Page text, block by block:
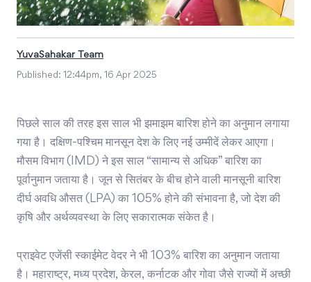
YuvaSahakar Team
Published: 12:44pm, 16 Apr 2025
पिछले साल की तरह इस साल भी झमाझम बारिश होने का अनुमान लगाया
गया है। दक्षिण-पश्चिम मानसून देश के लिए नई उम्मीदें लेकर आएगा।
मौसम विभाग (IMD) ने इस साल “सामान्य से अधिक” बारिश का
पूर्वानुमान जताया है। जून से सितंबर के बीच होने वाली मानसूनी बारिश
दीर्घ अवधि औसत (LPA) का 105% होने की संभावना है, जो देश की
कृषि और अर्थव्यवस्था के लिए सकारात्मक संकेत है।
प्राइवेट एजेंसी स्काईमेट वेदर ने भी 103% बारिश का अनुमान जताया
है। महाराष्ट्र, मध्य प्रदेश, केरल, कर्नाटक और गोवा जैसे राज्यों में अच्छी